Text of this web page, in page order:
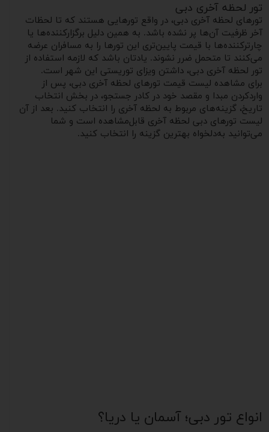
تور لحظه آخری دبی
تورهای لحظه آخری دبی، در واقع تورهایی هستند که تا لحظات
آخر ظرفیت آن‌ها پر نشده باشد. به همین دلیل برگزار‌کننده‌ها یا
چارترکننده‌ها با قیمت پایین‌تری این تورها را به مسافران عرضه
می‌کنند تا متحمل ضرر نشوند. یادتان باشد که لازمه استفاده از
تور لحظه آخری دبی، داشتن ویزای توریستی این شهر است.
برای مشاهده لیست قیمت تورهای لحظه آخری دبی، پس از
واردکردن مبدا و مقصد خود در کادر جستجو، در بخش انتخاب
تاریخ، گزینه‌های مربوط به لحظه آخری را انتخاب کنید. بعد از آن
لیست تورهای دبی لحظه آخری قابل‌مشاهده است و شما
می‌توانید به‌دلخواه بهترین گزینه را انتخاب کنید.
انواع تور دبی؛ آسمان یا دریا؟